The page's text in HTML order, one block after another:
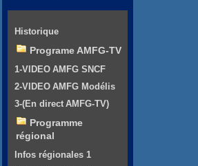
Historique
Programe AMFG-TV
1-VIDEO AMFG SNCF
2-VIDEO AMFG Modélis
3-(En direct AMFG-TV)
Programme
régional
Infos régionales 1